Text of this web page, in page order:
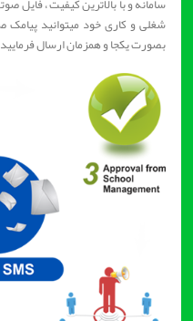
شغلی و کاری خود میتوانید پیامک
بصورت یکجا و همزمان ارسال فرمایید .